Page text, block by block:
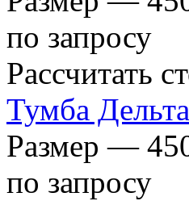
по запросу
Рассчитать
Тумба
Размер —
по запросу